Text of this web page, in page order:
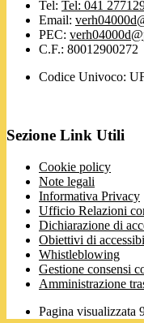
Tel: Tel: 041
Email:
PEC:
C.F.: 80012900272
Codice Univoco:
Sezione Link Utili
Cookie policy
Note legali
Informativa Privacy
Ufficio Relazioni
Dichiarazione di
Obiettivi di
Whistleblowing
Gestione consensi
Amministrazione
Pagina visualizzata